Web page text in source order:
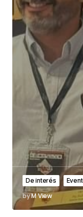
De interés
byM View